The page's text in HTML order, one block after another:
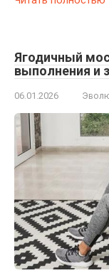
Ягодичный
выполнения и
06.01.2026